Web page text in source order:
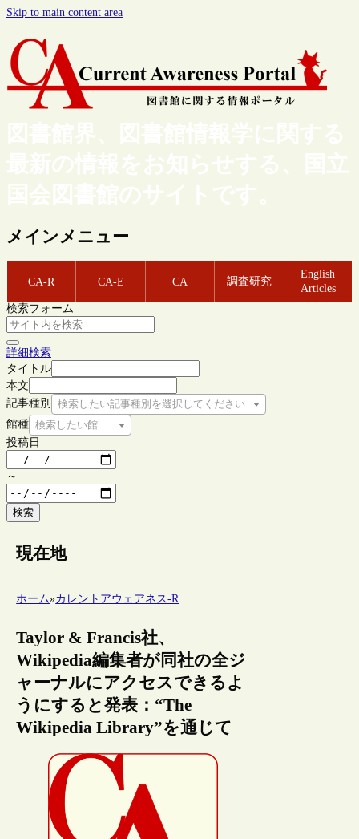
Skip to main content area
図書館界、図書館情報学に関する
最新の情報をお知らせする、国立
国会図書館のサイトです。
メインメニュー
CA-R CA-E CA 調査研究
English
Articles
検索フォーム
詳細検索
タイトル
本文
記事種別
検索したい記事種別を選択してください
館種 検索したい館種を選択してください
投稿日
～
検索
現在地
ホーム»カレントアウェアネス-R
Taylor & Francis社、
Wikipedia編集者が同社の全ジ
ャーナルにアクセスできるよ
うにすると発表：“The
Wikipedia Library”を通じて